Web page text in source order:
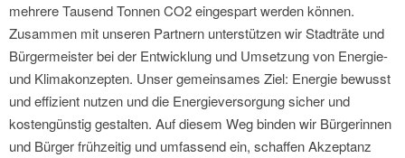
mehrere Tausend Tonnen CO2 eingespart werden können.
Zusammen mit unseren Partnern unterstützen wir Stadträte und
Bürgermeister bei der Entwicklung und Umsetzung von Energie-
und Klimakonzepten. Unser gemeinsames Ziel: Energie bewusst
und effizient nutzen und die Energieversorgung sicher und
kostengünstig gestalten. Auf diesem Weg binden wir Bürgerinnen
und Bürger frühzeitig und umfassend ein, schaffen Akzeptanz